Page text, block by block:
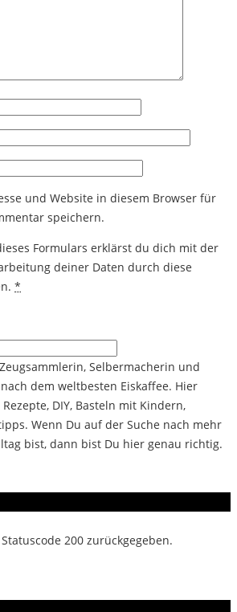
und Website in diesem Browser für
speichern.
Formulars erklärst du dich mit der
deiner Daten durch diese
*
Selbermacherin und
dem weltbesten Eiskaffee. Hier
DIY, Basteln mit Kindern,
Wenn Du auf der Suche nach mehr
bist, dann bist Du hier genau richtig.
200 zurückgegeben.